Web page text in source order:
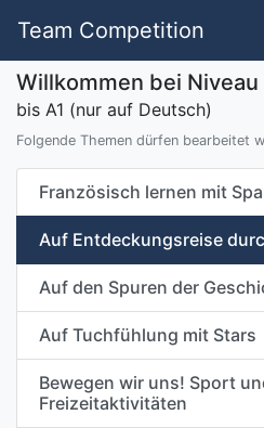
Team Competition
Willkommen bei Niveau
bis A1 (nur auf Deutsch)
Folgende Themen dürfen bearbeitet
Französisch lernen mit
Auf Entdeckungsreise
Auf den Spuren der
Auf Tuchfühlung mit Stars
Bewegen wir uns! Sport
Freizeitaktivitäten